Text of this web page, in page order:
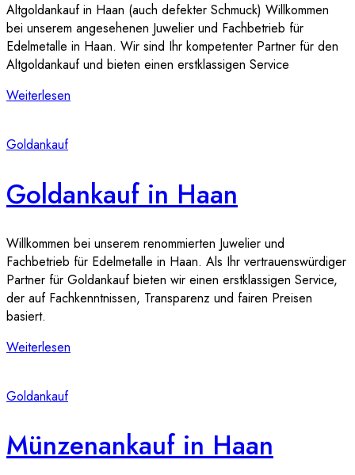
Altgoldankauf in Haan (auch defekter Schmuck) Willkommen
bei unserem angesehenen Juwelier und Fachbetrieb für
Edelmetalle in Haan. Wir sind Ihr kompetenter Partner für den
Altgoldankauf und bieten einen erstklassigen Service
Weiterlesen
Goldankauf
Goldankauf in Haan
Willkommen bei unserem renommierten Juwelier und
Fachbetrieb für Edelmetalle in Haan. Als Ihr vertrauenswürdiger
Partner für Goldankauf bieten wir einen erstklassigen Service,
der auf Fachkenntnissen, Transparenz und fairen Preisen
basiert.
Weiterlesen
Goldankauf
Münzenankauf in Haan